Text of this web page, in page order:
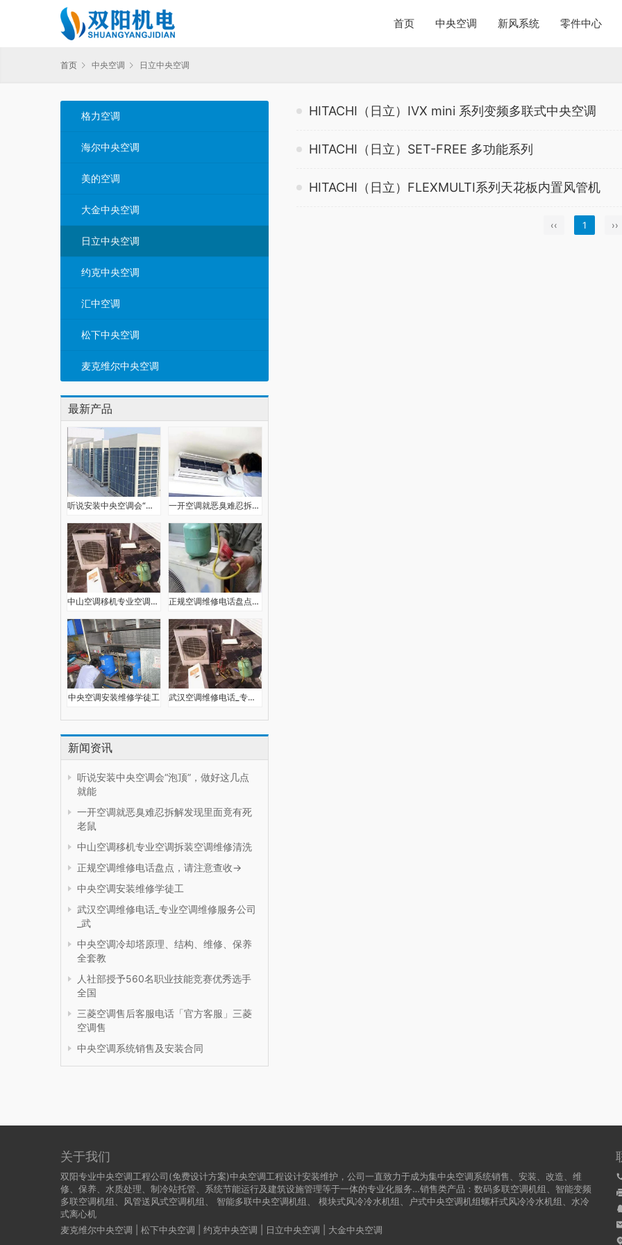
首页 中央空调 新风系统 零件中心
首页 中央空调 日立中央空调
格力空调
海尔中央空调
美的空调
大金中央空调
日立中央空调
约克中央空调
汇中空调
松下中央空调
麦克维尔中央空调
最新产品
听说安装中央空调会“泡顶”，做好这几点就能踏实用 一开空调就恶臭难忍拆解发现里面竟有死老鼠
中山空调移机专业空调拆装空调维修清洗 正规空调维修电话盘点，请注意查收→
中央空调安装维修学徒工 武汉空调维修电话_专业空调维修服务公司_武汉空调维修
新闻资讯
听说安装中央空调会“泡顶”，做好这几点
就能
一开空调就恶臭难忍拆解发现里面竟有死
老鼠
中山空调移机专业空调拆装空调维修清洗
正规空调维修电话盘点，请注意查收→
中央空调安装维修学徒工
武汉空调维修电话_专业空调维修服务公司
_武
中央空调冷却塔原理、结构、维修、保养
全套教
人社部授予560名职业技能竞赛优秀选手
全国
三菱空调售后客服电话「官方客服」三菱
空调售
中央空调系统销售及安装合同
HITACHI（日立）IVX mini 系列变频多联式中央空调
HITACHI（日立）SET-FREE 多功能系列
HITACHI（日立）FLEXMULTI系列天花板内置风管机
‹‹ 1 ››
关于我们
双阳专业中央空调工程公司(免费设计方案)中央空调工程设计安装维护，公司一直致力于成为集中央空调系统销售、安装、改造、维
修、保养、水质处理、制冷站托管、系统节能运行及建筑设施管理等于一体的专业化服务…销售类产品：数码多联空调机组、智能变频
多联空调机组、风管送风式空调机组、 智能多联中央空调机组、 模块式风冷冷水机组、户式中央空调机组螺杆式风冷冷水机组、水冷
式离心机
麦克维尔中央空调
松下中央空调 约克中央空调 日立中央空调 大金中央空调